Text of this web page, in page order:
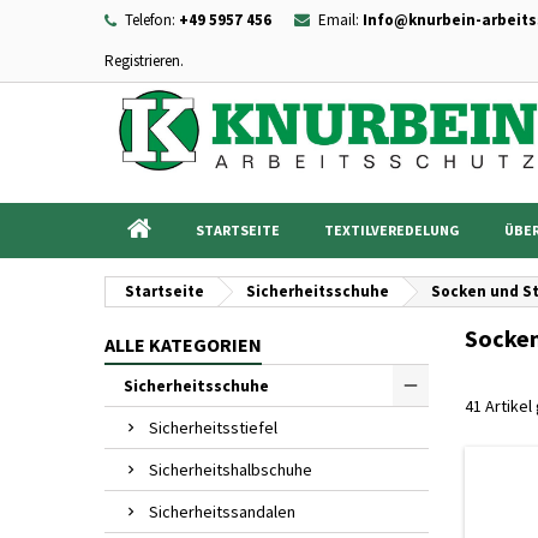
Telefon: +49 5957 456 Email: Info@knurbein-
Registrieren.
STARTSEITE TEXTILVEREDELUNG
Startseite Sicherheitsschuhe Socken und
ALLE KATEGORIEN
Sicherheitsschuhe
Sicherheitsstiefel
Sicherheitshalbschuhe
Sicherheitssandalen
41 Artikel
add_circle_outline